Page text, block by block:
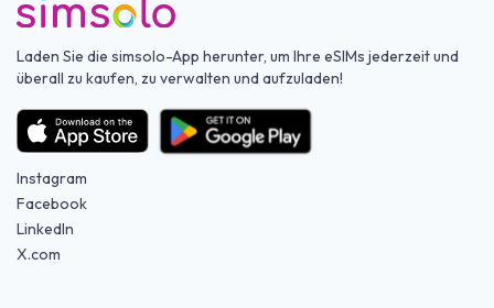
Laden Sie die simsolo-App herunter, um Ihre eSIMs jederzeit und
überall zu kaufen, zu verwalten und aufzuladen!
Instagram
Facebook
LinkedIn
X.com